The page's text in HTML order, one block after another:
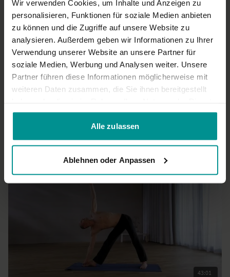
Wir verwenden Cookies, um Inhalte und Anzeigen zu
personalisieren, Funktionen für soziale Medien anbieten
zu können und die Zugriffe auf unsere Website zu
analysieren. Außerdem geben wir Informationen zu Ihrer
Verwendung unserer Website an unsere Partner für
soziale Medien, Werbung und Analysen weiter. Unsere
Partner führen diese Informationen möglicherweise mit
weiteren Daten zusammen, die Sie ihnen bereitgestellt
gesammelt haben.
Alle zulassen
Ablehnen oder Anpassen
exakte Anleitung, gerne sehr viel mehr solcher Videos.
christelkr Juni 28, 2022
zu schnell für Senioren, die mit Yoga beginnen
0
Ähnliche Videos
43:01